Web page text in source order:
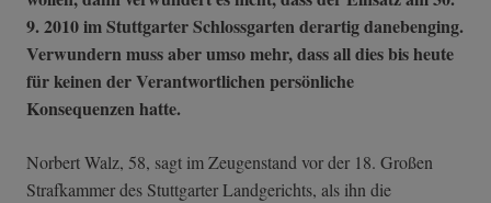
9. 2010 im Stuttgarter Schlossgarten derartig danebenging.
Verwundern muss aber umso mehr, dass all dies bis heute
für keinen der Verantwortlichen persönliche
Konsequenzen hatte.
Norbert Walz, 58, sagt im Zeugenstand vor der 18. Großen
Strafkammer des Stuttgarter Landgerichts, als ihn die